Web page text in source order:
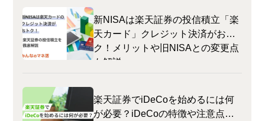
新NISAは楽天証券の投信積立「楽
天カード」クレジット決済がおト
ク！メリットや旧NISAとの変更点
も解説
楽天証券でiDeCoを始めるには何
が必要？iDeCoの特徴や注意点な